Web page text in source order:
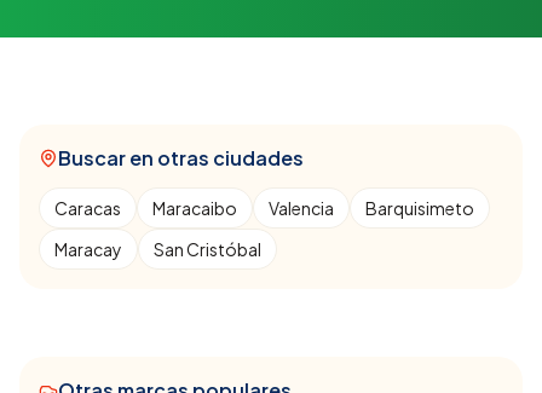
Buscar en otras ciudades
Caracas Maracaibo Valencia
Barquisimeto
Maracay
San Cristóbal